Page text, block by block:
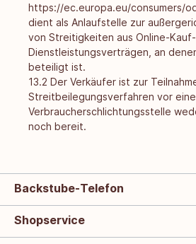
https://ec.europa.eu/consumers/
dient als Anlaufstelle zur
von Streitigkeiten aus Online-
Dienstleistungsverträgen, an
beteiligt ist.
13.2 Der Verkäufer ist zur
Streitbeilegungsverfahren vor
Verbraucherschlichtungsstelle
noch bereit.
Backstube-Telefon
Shopservice